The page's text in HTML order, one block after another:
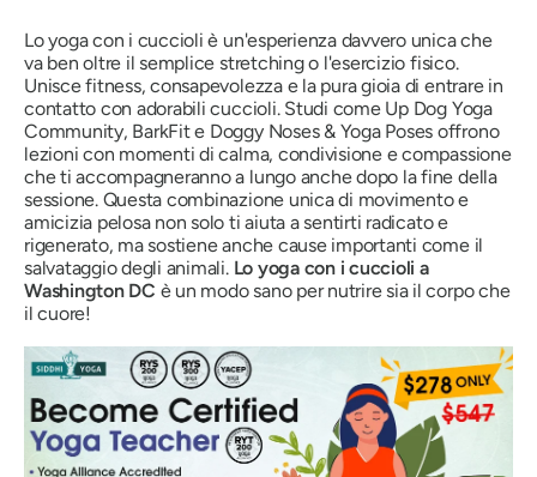
Lo yoga con i cuccioli è un'esperienza davvero unicache
va ben oltre il semplice stretching o l'esercizio fisico.
Unisce fitness, consapevolezza e la pura gioia di entrare in
contatto con adorabili cuccioli. Studi come Up Dog Yoga
Community, BarkFit e Doggy Noses & Yoga Poses offrono
lezioni con momenti di calma, condivisione e compassione
che ti accompagneranno a lungo anche dopo la fine della
sessione. Questa combinazione unica di movimento e
amicizia pelosa non solo ti aiuta a sentirti radicato e
rigenerato, ma sostiene anche cause importanti come il
salvataggio degli animali. Lo yoga con i cuccioli a
Washington DC è un modo sano per nutrire sia il corpo che
il cuore!